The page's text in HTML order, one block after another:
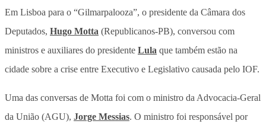
Em Lisboa para o “Gilmarpalooza”, o presidente da Câmara dos
Deputados, Hugo Motta (Republicanos-PB), conversou com
ministros e auxiliares do presidente Lula que também estão na
cidade sobre a crise entre Executivo e Legislativo causada pelo IOF.
Uma das conversas de Motta foi com o ministro da Advocacia-Geral
da União (AGU), Jorge Messias. O ministro foi responsável por